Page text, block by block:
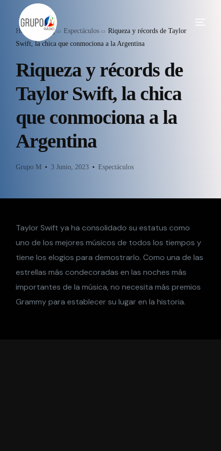
Home Blog Espectáculos
Riqueza y récords de Taylor
Swift, la chica que conmociona a la Argentina
Riqueza y récords de
Taylor Swift, la chica
que conmociona a la
Argentina
Grupo M 3 Junio, 2023 Espectáculos
Taylor Swift ya ha consolidado su estatus como
uno de los mejores músicos de todos los tiempos y
tiene los elogios para demostrarlo. Como una de las
estrellas más condecoradas en las noches más
importantes de la música, no necesita más premios
Grammy para establecer su lugar en la historia.